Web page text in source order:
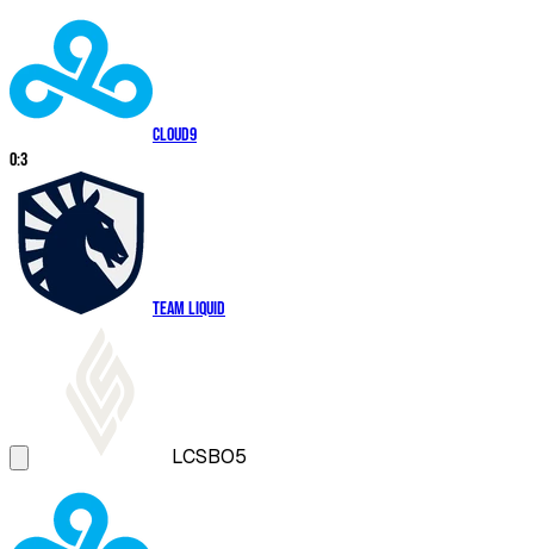
Cloud9
0:3
Team Liquid
LCSBO5